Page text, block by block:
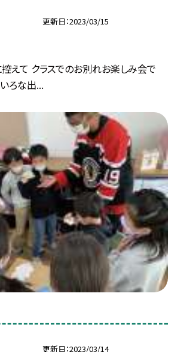
更新日 2023/03/15
えて クラスでのお別れお楽しみ会で
ろな出...
更新日 2023/03/14